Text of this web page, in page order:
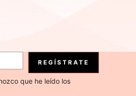
Y NOTICIAS DE SHEIN
REGÍSTRATE
que he leído los